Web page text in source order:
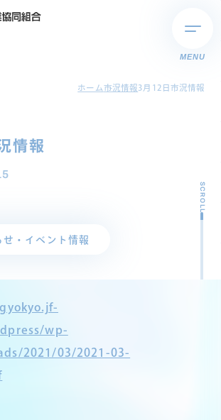
MENU
ホーム市況情報3月12日市況情報
情報
せ・イベント情報
SCROLL
wp-
2021/03/2021-03-